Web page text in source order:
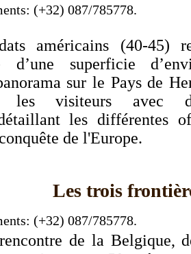
(+32) 087/785778.
américains (40-45)
d’une superficie
sur le Pays de
les visiteurs avec
les différentes
de l'Europe.
Les trois
(+32) 087/785778.
de la Belgique,